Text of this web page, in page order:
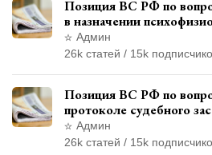
Позиция ВС РФ по
в назначении
исследования показаний
использованием
Админ
26k статей / 15k
Позиция ВС РФ по
протоколе судебного
возможность
при наличии аудиозаписи
Админ
26k статей / 15k